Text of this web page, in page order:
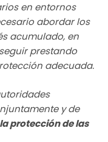
en entornos
abordar los
acumulado, en
prestando
adecuada.
y de
protección de las